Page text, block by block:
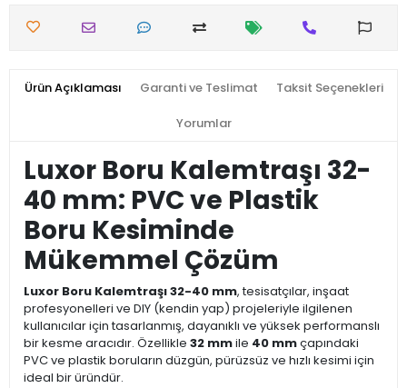
Ürün Açıklaması Garanti ve Teslimat Taksit Seçenekleri
Yorumlar
Luxor Boru Kalemtraşı 32-
40 mm: PVC ve Plastik
Boru Kesiminde
Mükemmel Çözüm
Luxor Boru Kalemtraşı 32-40 mm, tesisatçılar, inşaat
profesyonelleri ve DIY (kendin yap) projeleriyle ilgilenen
kullanıcılar için tasarlanmış, dayanıklı ve yüksek performanslı
bir kesme aracıdır. Özellikle 32 mmile 40 mmçapındaki
PVC ve plastik boruların düzgün, pürüzsüz ve hızlı kesimi için
ideal bir üründür.